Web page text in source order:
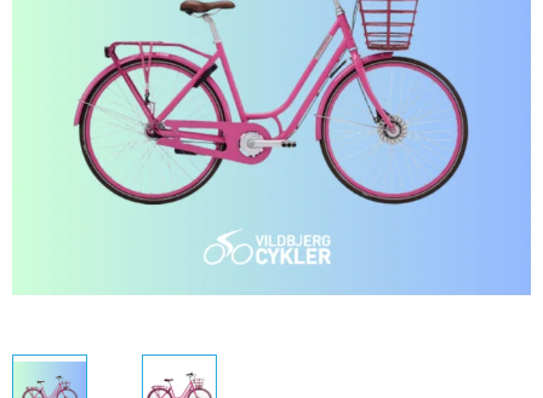
Plejemidler